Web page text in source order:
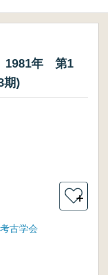
1981年 第1
)
＋
古学会